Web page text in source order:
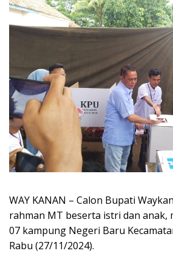
WAY KANAN – Calon Bupati
rahman MT beserta istri dan anak,
07 kampung Negeri Baru
Rabu (27/11/2024).